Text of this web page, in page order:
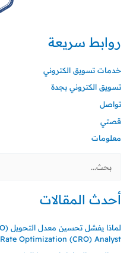
روابط سريعة
خدمات تسويق الكتروني
تسويق الكتروني بجدة
تواصل
قصتي
معلومات
البحث
أحدث المقالات
Rate Optimization (CRO) Analyst